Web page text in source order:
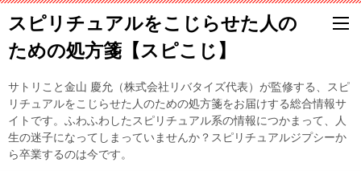
スピリチュアルをこじらせた人の
ための処方箋【スピこじ】
サトリこと金山 慶允（株式会社リバタイズ代表）が監修する、スピ
リチュアルをこじらせた人のための処方箋をお届けする総合情報サ
イトです。ふわふわしたスピリチュアル系の情報につかまって、人
生の迷子になってしまっていませんか？スピリチュアルジプシーか
ら卒業するのは今です。